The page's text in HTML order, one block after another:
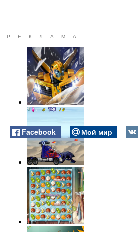
РЕКЛАМА
Facebook Мой мир